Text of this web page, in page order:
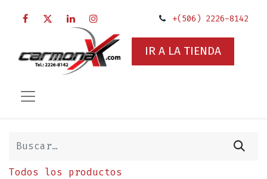
+(506) 2226-8142
IR A LA TIENDA
Todos los productos